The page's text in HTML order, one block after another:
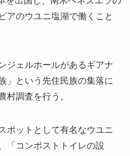
アのウユニ塩湖で働くこと
ジェルホールがあるギアナ
」という先住民族の集落に
村調査を行う。
ポットとして有名なウユニ
「コンポストトイレの設